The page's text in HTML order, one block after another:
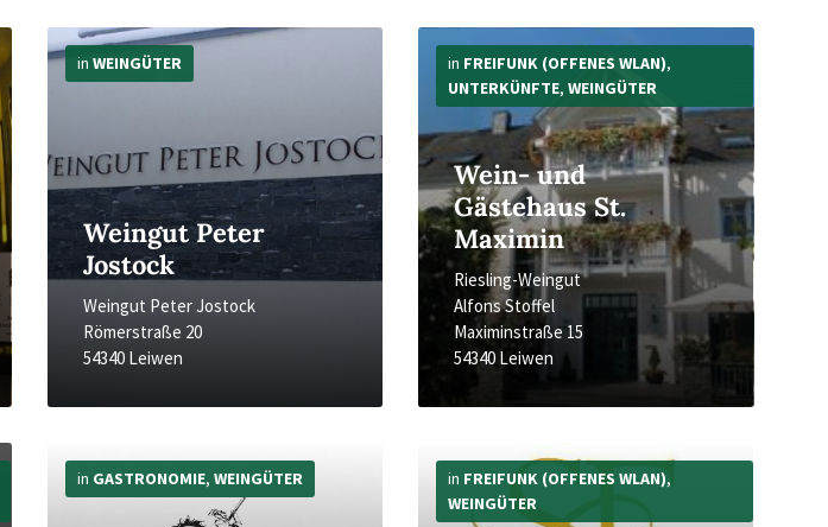
Weingut Peter
Jostock
Weingut Peter Jostock
Römerstraße 20
54340 Leiwen
in WEINGÜTER
Mehr
Infos
Wein- und
Gästehaus St.
Maximin
Riesling-Weingut
Alfons Stoffel
Maximinstraße 15
54340 Leiwen
in FREIFUNK (OFFENES WLAN),
UNTERKÜNFTE,WEINGÜTER
Mehr
Infos
in GASTRONOMIE, WEINGÜTER
Infos
in FREIFUNK (OFFENES WLAN),
WEINGÜTER
Infos